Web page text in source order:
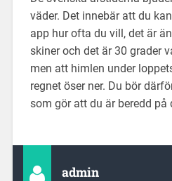
väder. Det innebär att du
app hur ofta du vill, det är
skiner och det är 30 grader
men att himlen under
regnet öser ner. Du bör
som gör att du är beredd på
admin